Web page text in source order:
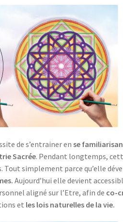
de s’entrainer ense
Sacrée. Pendant longtemps,
Tout simplement parce qu’elle
Aujourd’hui elle devient
aligné sur l’Etre, afin de co-
et les lois naturelles de la vie.